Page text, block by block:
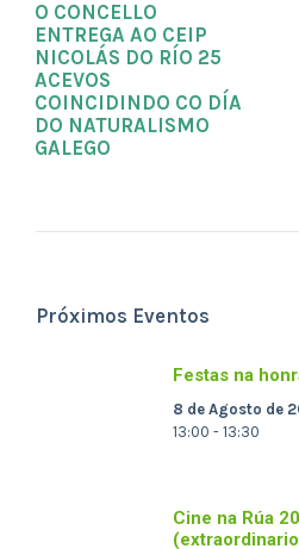
O CONCELLO
ENTREGA AO CEIP
NICOLÁS DO RÍO 25
ACEVOS
COINCIDINDO CO DÍA
DO NATURALISMO
GALEGO
Próximos Eventos
Festas na
8 de Agosto de
13:00 - 13:30
Cine na Rúa